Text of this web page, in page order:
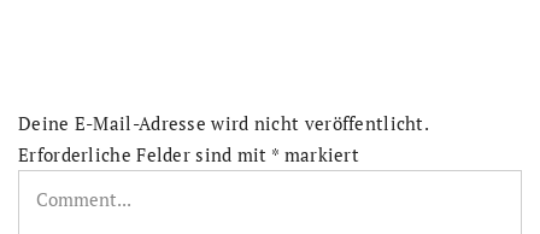
Deine E-Mail-Adresse wird nicht veröffentlicht.
Erforderliche Felder sind mit * markiert